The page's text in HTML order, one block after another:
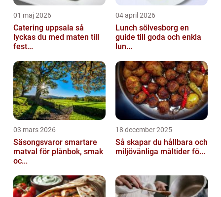
01 maj 2026
Catering uppsala så
lyckas du med maten till
fest...
04 april 2026
Lunch sölvesborg en
guide till goda och enkla
lun...
03 mars 2026
Säsongsvaror smartare
matval för plånbok, smak
oc...
18 december 2025
Så skapar du hållbara och
miljövänliga måltider fö...